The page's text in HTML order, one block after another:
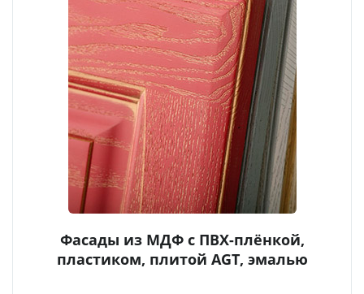
Фасады из МДФ с ПВХ-плёнкой,
пластиком, плитой AGT, эмалью